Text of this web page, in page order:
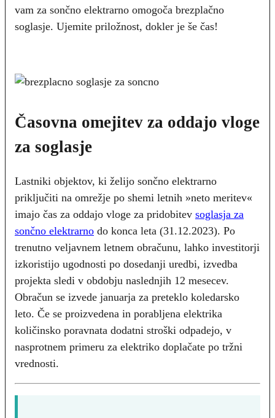
vam za sončno elektrarno omogoča brezplačno
soglasje. Ujemite priložnost, dokler je še čas!
Časovna omejitev za oddajo vloge
za soglasje
Lastniki objektov, ki želijo sončno elektrarno
priključiti na omrežje po shemi letnih »neto meritev«
imajo čas za oddajo vloge za pridobitev soglasja za
sončno elektrarno do konca leta (31.12.2023). Po
trenutno veljavnem letnem obračunu, lahko investitorji
izkoristijo ugodnosti po dosedanji uredbi, izvedba
projekta sledi v obdobju naslednjih 12 mesecev.
Obračun se izvede januarja za preteklo koledarsko
leto. Če se proizvedena in porabljena elektrika
količinsko poravnata dodatni stroški odpadejo, v
nasprotnem primeru za elektriko doplačate po tržni
vrednosti.